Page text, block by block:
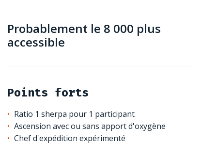
Probablement le 8 000 plus
accessible
Points forts
Ratio 1 sherpa pour 1 participant
Ascension avec ou sans apport d'oxygène
Chef d'expédition expérimenté